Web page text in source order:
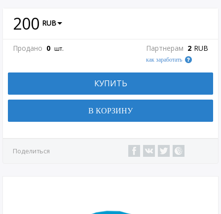
200 RUB
Продано 0 шт. Партнерам 2 RUB
как заработать
КУПИТЬ
В КОРЗИНУ
Поделиться